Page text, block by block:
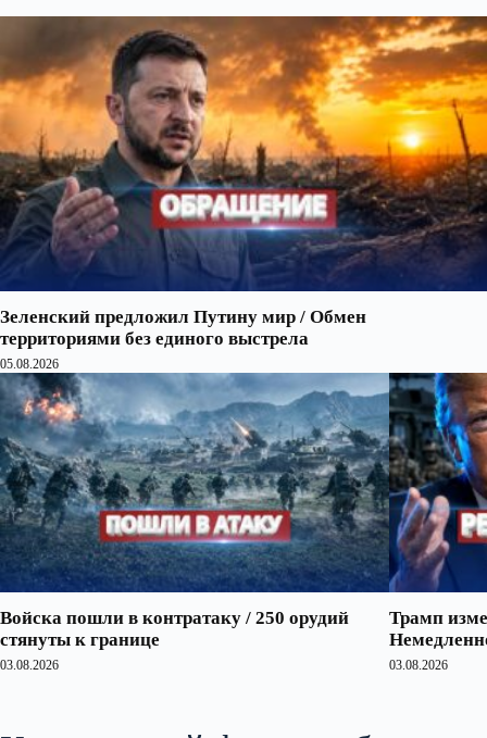
Зеленский предложил Путину мир / Обмен
территориями без единого выстрела
05.08.2026
Войска пошли в контратаку / 250 орудий
стянуты к границе
03.08.2026
Трамп
03.08.2026